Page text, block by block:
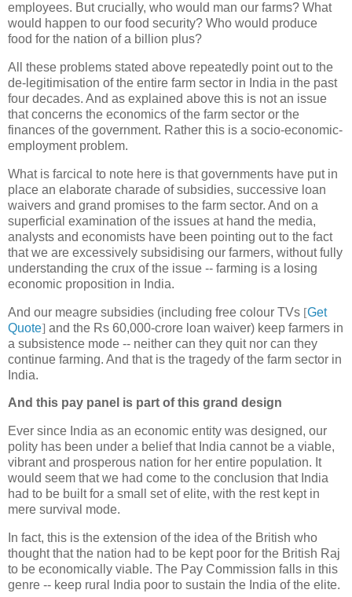
employees. But crucially, who would man our farms? What
would happen to our food security? Who would produce
food for the nation of a billion plus?
All these problems stated above repeatedly point out to the
de-legitimisation of the entire farm sector in India in the past
four decades. And as explained above this is not an issue
that concerns the economics of the farm sector or the
finances of the government. Rather this is a socio-economic-
employment problem.
What is farcical to note here is that governments have put in
place an elaborate charade of subsidies, successive loan
waivers and grand promises to the farm sector. And on a
superficial examination of the issues at hand the media,
analysts and economists have been pointing out to the fact
that we are excessively subsidising our farmers, without fully
understanding the crux of the issue -- farming is a losing
economic proposition in India.
And our meagre subsidies (including free colour TVs [Get
Quote] and the Rs 60,000-crore loan waiver) keep farmers in
a subsistence mode -- neither can they quit nor can they
continue farming. And that is the tragedy of the farm sector in
India.
And this pay panel is part of this grand design
Ever since India as an economic entity was designed, our
polity has been under a belief that India cannot be a viable,
vibrant and prosperous nation for her entire population. It
would seem that we had come to the conclusion that India
had to be built for a small set of elite, with the rest kept in
mere survival mode.
In fact, this is the extension of the idea of the British who
thought that the nation had to be kept poor for the British Raj
to be economically viable. The Pay Commission falls in this
genre -- keep rural India poor to sustain the India of the elite.